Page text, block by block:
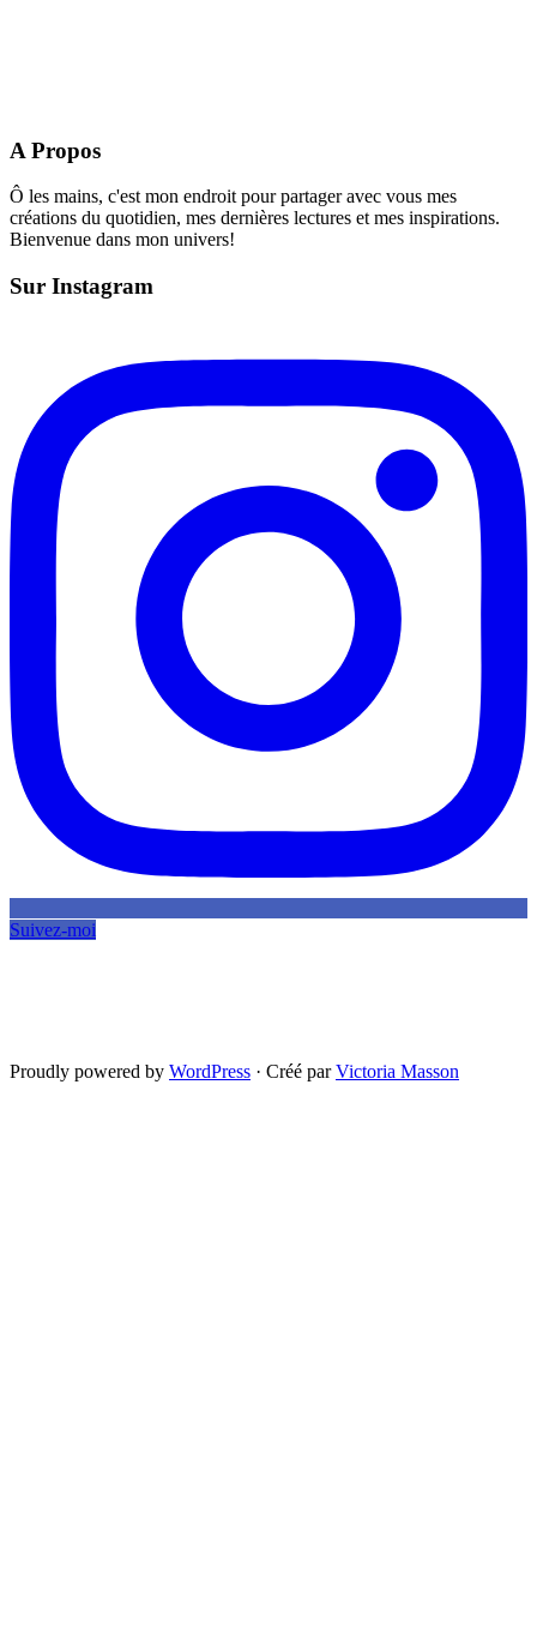
A Propos
Ô les mains, c'est mon endroit pour partager avec vous mes
créations du quotidien, mes dernières lectures et mes inspirations.
Bienvenue dans mon univers!
Sur Instagram
Suivez-moi
Proudly powered by WordPress · Créé parVictoria Masson